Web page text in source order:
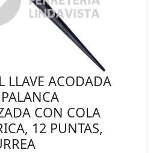
LLAVE ACODADA
CON COLA
12 PUNTAS,